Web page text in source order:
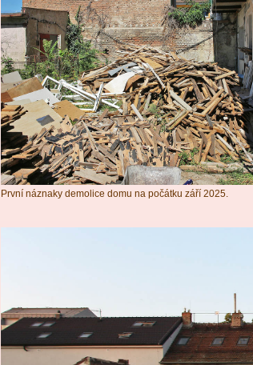
První náznaky demolice domu na počátku září 2025.